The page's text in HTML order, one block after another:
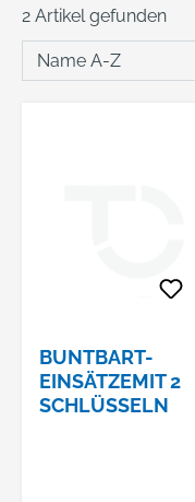
2 Artikel gefunden
BUNTBART-
EINSÄTZEMIT 2
SCHLÜSSELN